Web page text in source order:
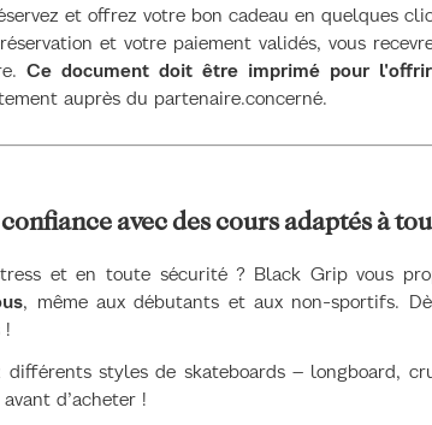
et offrez votre bon cadeau en quelques
et votre paiement validés, vous
Ce document doit être imprimé pour
auprès du partenaire.concerné.
avec des cours adaptés à
et en toute sécurité ? Black Grip vous
, même aux débutants et aux non-sportifs.
!
styles de skateboards – longboard,
d’acheter !